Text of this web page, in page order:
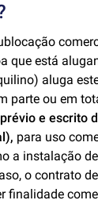
que está
aluga
parte ou em
e escrito
para uso
a instalação
o contrato de
finalidade